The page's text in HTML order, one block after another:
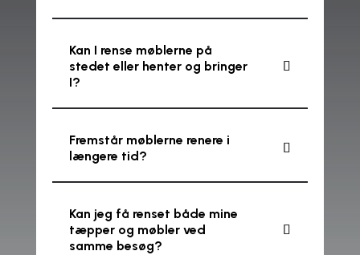
Kan I rense møblerne på
stedet eller henter og bringer
I?
Fremstår møblerne renere i
længere tid?
Kan jeg få renset både mine
tæpper og møbler ved
samme besøg?